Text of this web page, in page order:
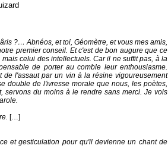
?… Abnéos, et toi, Géomètre, et vous mes amis,
premier conseil. Et c'est de bon augure que ce
celui des intellectuels. Car il ne suffit pas, à la
de porter au comble leur enthousiasme.
l'assaut par un vin à la résine vigoureusement
double de l'ivresse morale que nous, les poètes,
servons du moins à le rendre sans merci. Je vois
[…]
et gesticulation pour qu'il devienne un chant de